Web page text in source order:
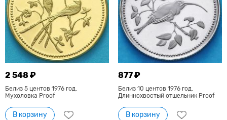
2 548 ₽
Белиз 5 центов 1976 год.
Мухоловка Proof
В корзину
877 ₽
Белиз 10 центов 1976 год.
Длиннохвостый отшельник Proof
В корзину